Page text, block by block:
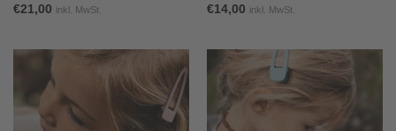
€21,00 inkl. MwSt.
€14,00 inkl. MwSt.